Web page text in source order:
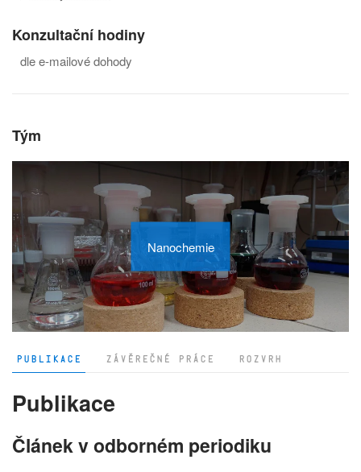
Konzultační hodiny
dle e-mailové dohody
Tým
Nanochemie
PUBLIKACE ZÁVĚREČNÉ PRÁCE ROZVRH
Publikace
Článek v odborném periodiku